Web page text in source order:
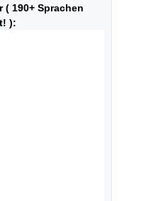
( 190+ Sprachen
):